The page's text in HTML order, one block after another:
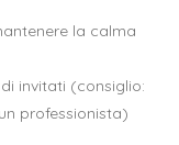
la calma
invitati (consiglio:
professionista)